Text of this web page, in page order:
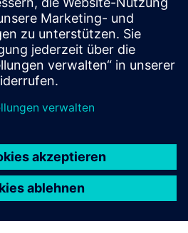
e Siemens Xcelerator-
bei der Implementierung,
der Wartung unterstützt